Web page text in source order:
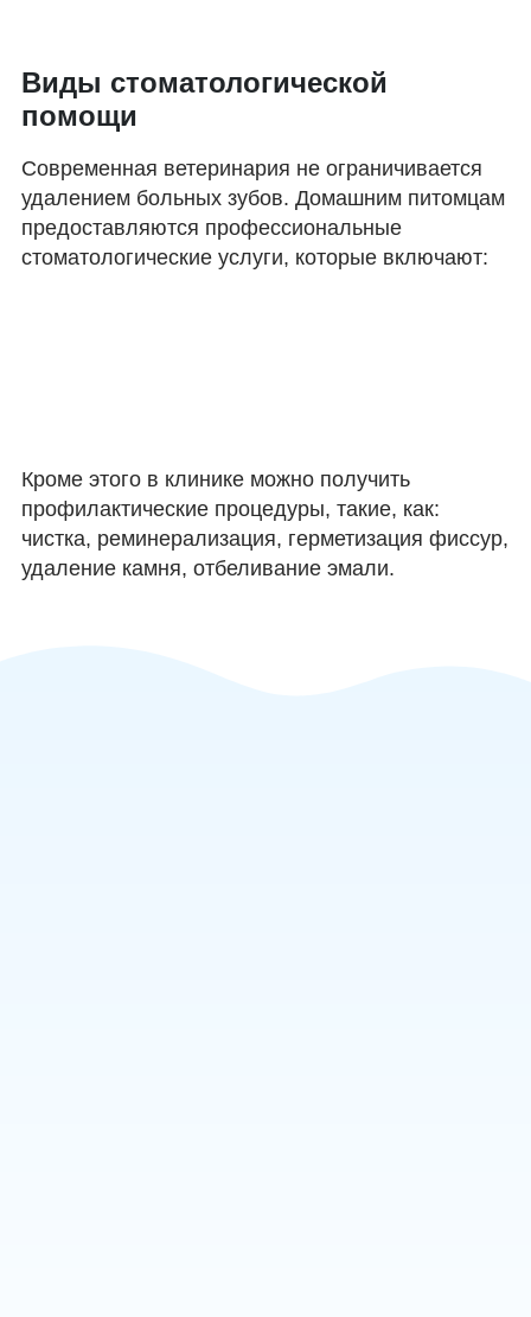
Виды стоматологической
помощи
Современная ветеринария не ограничивается
удалением больных зубов. Домашним питомцам
предоставляются профессиональные
стоматологические услуги, которые включают:
Кроме этого в клинике можно получить
профилактические процедуры, такие, как:
чистка, реминерализация, герметизация фиссур,
удаление камня, отбеливание эмали.